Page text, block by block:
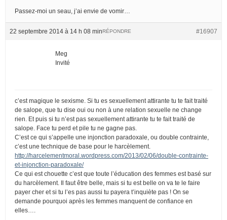
Passez-moi un seau, j’ai envie de vomir…
22 septembre 2014 à 14 h 08 min #16907
RÉPONDRE
Meg
Invité
c’est magique le sexisme. Si tu es sexuellement attirante tu te fait traité
de salope, que tu dise oui ou non à une relation sexuelle ne change
rien. Et puis si tu n’est pas sexuellement attirante tu te fait traité de
salope. Face tu perd et pile tu ne gagne pas.
C’est ce qui s’appelle une injonction paradoxale, ou double contrainte,
c’est une technique de base pour le harcèlement.
http://harcelementmoral.wordpress.com/2013/02/06/double-contrainte-
et-injonction-paradoxale/
Ce qui est chouette c’est que toute l’éducation des femmes est basé sur
du harcèlement. Il faut être belle, mais si tu est belle on va te le faire
payer cher et si tu l’es pas aussi tu payera t’inquiète pas ! On se
demande pourquoi après les femmes manquent de confiance en
elles….